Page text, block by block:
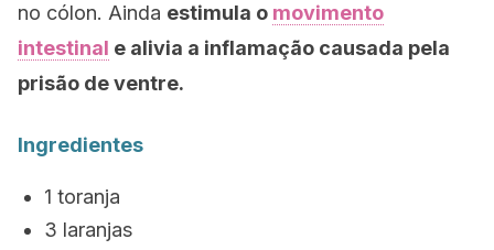
no cólon. Ainda estimula o movimento
intestinal e alivia a inflamação causada pela
prisão de ventre.
Ingredientes
1 toranja
3 laranjas